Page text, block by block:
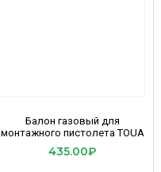
Балон газовый для
монтажного пистолета TOUA
435.00₽